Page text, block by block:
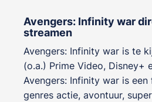
Avengers: Infinity war
streamen
Avengers: Infinity war is te
(o.a.) Prime Video, Disney+
Avengers: Infinity war is een
genres actie, avontuur,